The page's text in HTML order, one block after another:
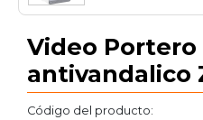
Video Portero
antivandalico
Código del producto: